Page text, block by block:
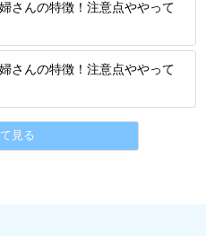
さんの特徴！注意点ややって
さんの特徴！注意点ややって
見る